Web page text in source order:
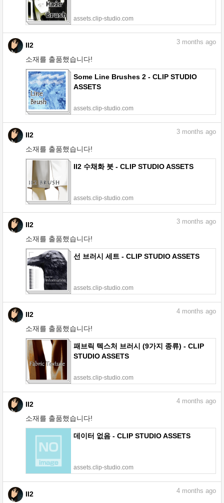
assets.clip-studio.com
II2
소재를 출품했습니다!
3 months ago
Some Line Brushes 2 - CLIP STUDIO
ASSETS
assets.clip-studio.com
II2
소재를 출품했습니다!
3 months ago
II2 수채화 붓 - CLIP STUDIO ASSETS
assets.clip-studio.com
II2
소재를 출품했습니다!
3 months ago
선 브러시 세트 - CLIP STUDIO ASSETS
assets.clip-studio.com
II2
소재를 출품했습니다!
4 months ago
패브릭 텍스처 브러시 (9가지 종류) - CLIP
STUDIO ASSETS
assets.clip-studio.com
II2
소재를 출품했습니다!
4 months ago
데이터 없음 - CLIP STUDIO ASSETS
assets.clip-studio.com
II2
4 months ago